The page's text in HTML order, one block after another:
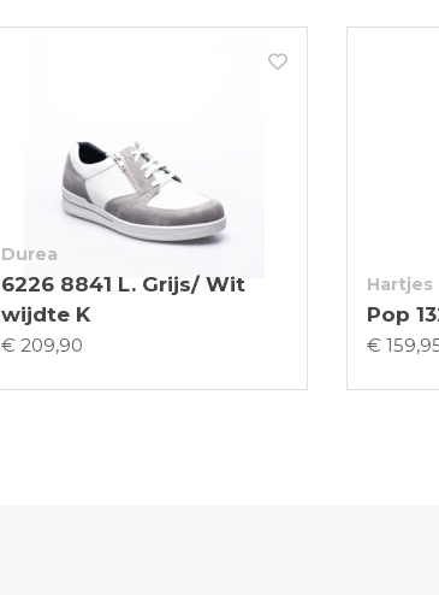
Durea
6226 8841 L. Grijs/ Wit
wijdte K
€ 209,90
Hartjes
Pop
€